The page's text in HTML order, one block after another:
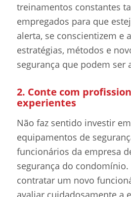
treinamentos constantes
empregados para que
alerta, se conscientizem e
estratégias, métodos e
segurança que podem ser
2. Conte com
experientes
Não faz sentido investir
equipamentos de
funcionários da empresa
segurança do condomínio.
contratar um novo
avaliar cuidadosamente a